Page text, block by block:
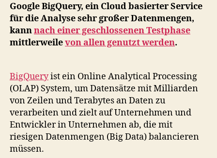
Google
Google BigQuery, ein Cloud basierter Service
für die Analyse sehr großer Datenmengen,
kannnach einer geschlossenen Testphase
mittlerweilevon allen genutzt werden.
BigQueryist ein Online Analytical Processing
(OLAP) System, um Datensätze mit Milliarden
von Zeilen und Terabytes an Daten zu
verarbeiten und zielt auf Unternehmen und
Entwickler in Unternehmen ab, die mit
riesigen Datenmengen (Big Data) balancieren
müssen.